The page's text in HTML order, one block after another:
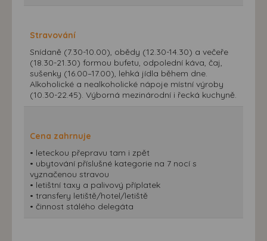
Stravování
Snídaně (7.30-10.00), obědy (12.30-14.30) a večeře
(18.30-21.30) formou bufetu, odpolední káva, čaj,
sušenky (16.00–17.00), lehká jídla během dne.
Alkoholické a nealkoholické nápoje místní výroby
(10.30-22.45). Výborná mezinárodní i řecká kuchyně.
Cena zahrnuje
• leteckou přepravu tam i zpět
• ubytování příslušné kategorie na 7 nocí s
vyznačenou stravou
• letištní taxy a palivový příplatek
• transfery letiště/hotel/letiště
• činnost stálého delegáta